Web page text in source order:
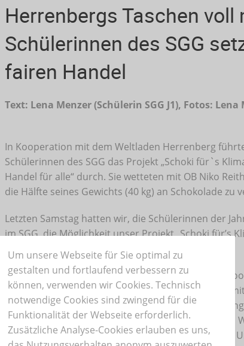
Herrenbergs Taschen voll
Schülerinnen des SGG
fairen Handel
Text: Lena Menzer (Schülerin SGG J1), Fotos: Lena
In Kooperation mit dem Weltladen Herrenberg
Schülerinnen des SGG das Projekt „Schoki für`s
Handel für alle“ durch. Sie wetteten mit OB Niko
die Hälfte seines Gewichts (40 kg) an Schokolade zu
Letzten Samstag hatten wir, die Schülerinnen der
im SGG, die Möglichkeit unser Projekt „Schoki für’s
Handel für alle” endlich in die Praxis umzusetzen.
Ursprünglich entstand dieses Projekt durch eine
unserer Schule mit dem Weltladen, insbesondere
Im Rahmen des Fachs „Sondergebiete der
Möglichkeit an, diese Zusammenarbeit durch einen
zu vertiefen. Das Besondere an diesem Tag war die
Um unsere Webseite für Sie optimal zu
gestalten und fortlaufend verbessern zu
können, verwenden wir Cookies. Technisch
notwendige Cookies sind zwingend für die
Funktionalität der Webseite erforderlich.
Zusätzliche Analyse-Cookies erlauben es uns,